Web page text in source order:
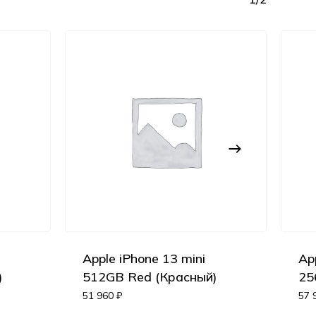
Корзина пуста.
Apple iPhone 13 mini
512GB Red (Красный)
51 960 ₽ 57